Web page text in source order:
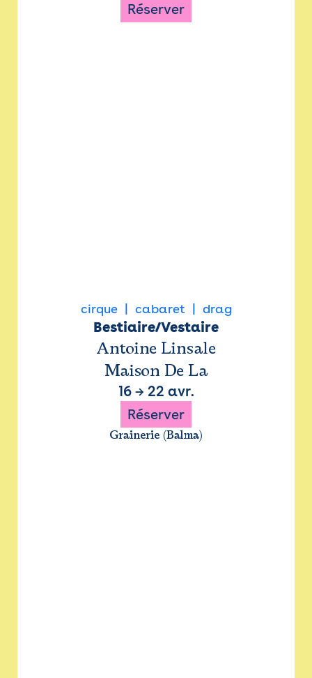
Réserver
cirque cabaret drag
Bestiaire/Vestaire
Antoine Linsale
Maison De La
16→ 22 avr.
Réserver
Grainerie (Balma)